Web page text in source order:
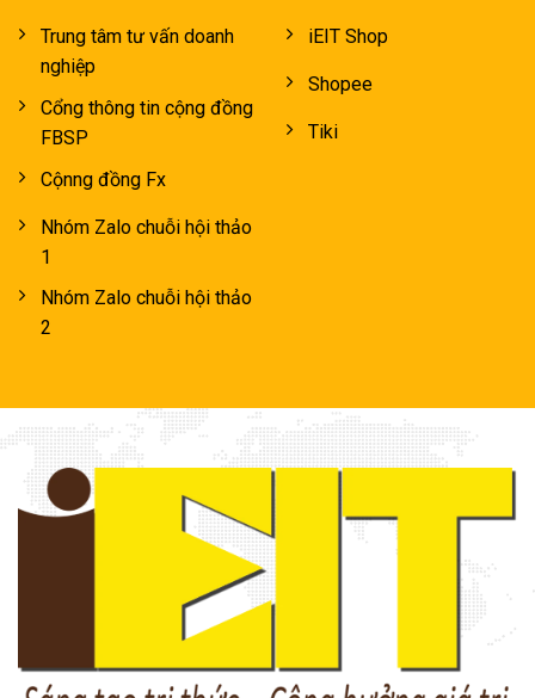
Trung tâm tư vấn doanh
nghiệp
Cổng thông tin cộng đồng
FBSP
Cộnng đồng Fx
Nhóm Zalo chuỗi hội thảo
1
Nhóm Zalo chuỗi hội thảo
2
iEIT Shop
Shopee
Tiki